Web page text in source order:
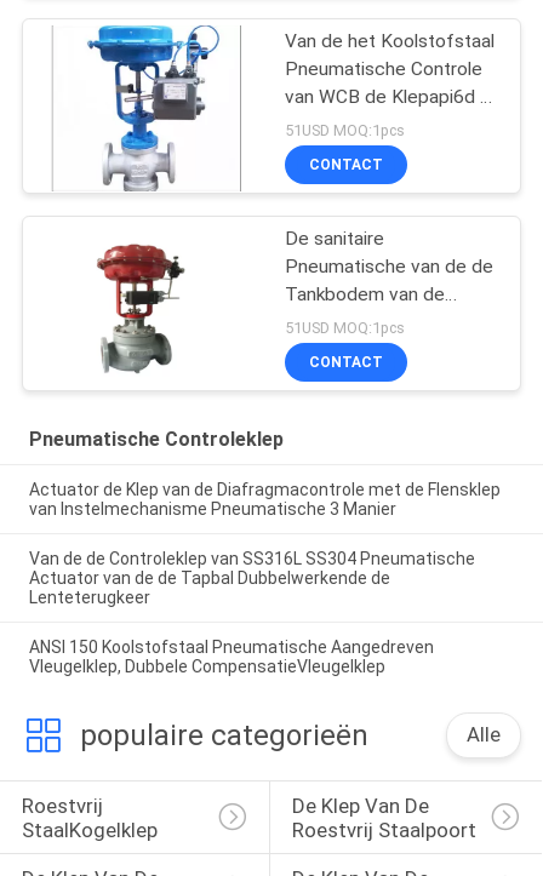
Van de het Koolstofstaal
Pneumatische Controle
van WCB de Klepapi6d O
Type Afgesloten
Kogelklep
51USD MOQ:1pcs
CONTACT
De sanitaire
Pneumatische van de de
Tankbodem van de
Controleklep AISI304
AISI316L Kogelklep
DN25
51USD MOQ:1pcs
CONTACT
Pneumatische Controleklep
Actuator de Klep van de Diafragmacontrole met de Flensklep
van Instelmechanisme Pneumatische 3 Manier
Van de de Controleklep van SS316L SS304 Pneumatische
Actuator van de de Tapbal Dubbelwerkende de
Lenteterugkeer
ANSI 150 Koolstofstaal Pneumatische Aangedreven
Vleugelklep, Dubbele CompensatieVleugelklep
populaire categorieën Alle
Roestvrij
StaalKogelklep
De Klep Van De
Roestvrij Staalpoort